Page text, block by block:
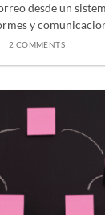
desde un
y
2 COMMENTS